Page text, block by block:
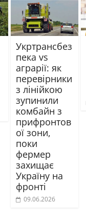
Укртрансбез
пека vs
аграрії: як
перевірники
з лінійкою
зупинили
комбайн з
прифронтов
ої зони,
поки
фермер
захищає
Україну на
фронті
09.06.2026